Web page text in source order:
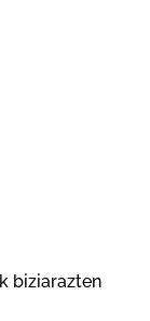
biziarazten